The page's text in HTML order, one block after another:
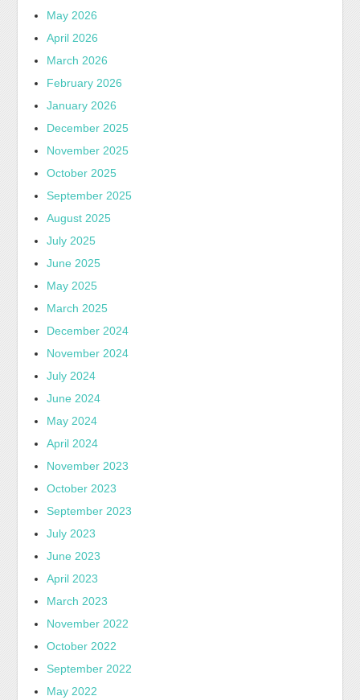
May 2026
April 2026
March 2026
February 2026
January 2026
December 2025
November 2025
October 2025
September 2025
August 2025
July 2025
June 2025
May 2025
March 2025
December 2024
November 2024
July 2024
June 2024
May 2024
April 2024
November 2023
October 2023
September 2023
July 2023
June 2023
April 2023
March 2023
November 2022
October 2022
September 2022
May 2022